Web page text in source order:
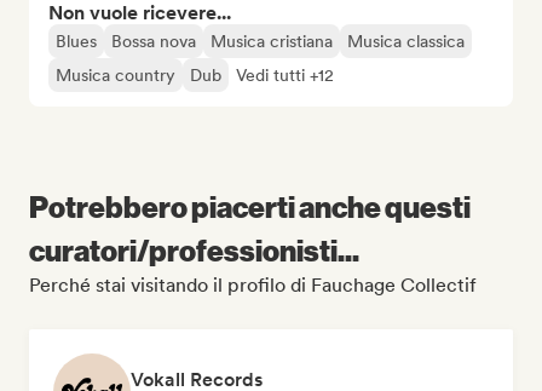
Non vuole ricevere...
Blues Bossa nova Musica cristiana
Musica classica
Musica country
Dub Vedi tutti +12
Potrebbero piacerti anche questi
curatori/professionisti...
Perché stai visitando il profilo di Fauchage Collectif
Vokall Records